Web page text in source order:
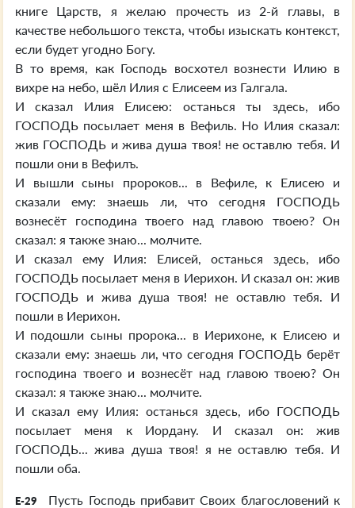
книге Царств, я желаю прочесть из 2-й главы, в
качестве небольшого текста, чтобы изыскать контекст,
если будет угодно Богу.
В то время, как Господь восхотел вознести Илию в
вихре на небо, шёл Илия с Елисеем из Галгала.
И сказал Илия Елисею: останься ты здесь, ибо
ГОСПОДЬ посылает меня в Вефиль. Но Илия сказал:
жив ГОСПОДЬ и жива душа твоя! не оставлю тебя. И
пошли они в Вефилъ.
И вышли сыны пророков... в Вефиле, к Елисею и
сказали ему: знаешь ли, что сегодня ГОСПОДЬ
вознесёт господина твоего над главою твоею? Он
сказал: я также знаю... молчите.
И сказал ему Илия: Елисей, останься здесь, ибо
ГОСПОДЬ посылает меня в Иерихон. И сказал он: жив
ГОСПОДЬ и жива душа твоя! не оставлю тебя. И
пошли в Иерихон.
И подошли сыны пророка... в Иерихоне, к Елисею и
сказали ему: знаешь ли, что сегодня ГОСПОДЬ берёт
господина твоего и вознесёт над главою твоею? Он
сказал: я также знаю... молчите.
И сказал ему Илия: останься здесь, ибо ГОСПОДЬ
посылает меня к Иордану. И сказал он: жив
ГОСПОДЬ... жива душа твоя! я не оставлю тебя. И
пошли оба.
E-29
Пусть Господь прибавит Своих благословений к